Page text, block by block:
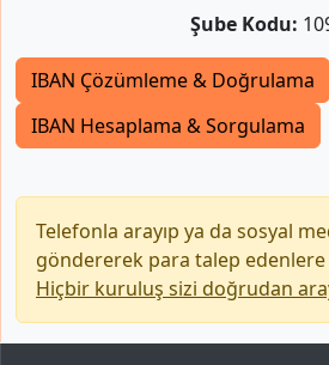
Şube Kodu:
IBAN Çözümleme & Doğrulama
IBAN Hesaplama & Sorgulama
Telefonla arayıp ya da sosyal
göndererek para talep
Hiçbir kuruluş sizi doğrudan